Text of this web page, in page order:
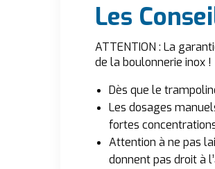
Les
ATTENTION : La
de la boulonnerie inox !
Dès que le
Les dosages
fortes
Attention à ne pas
donnent pas droit à